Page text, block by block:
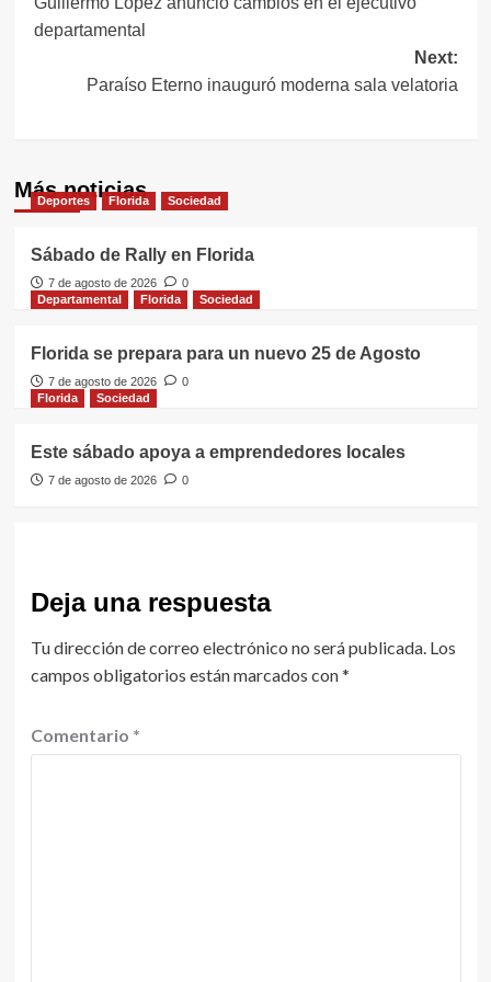
de
entradas
departamental
Next:
Paraíso Eterno inauguró moderna sala velatoria
Más noticias
Deportes Florida Sociedad
Sábado de Rally en Florida
7 de agosto de 2026
0
Departamental
Florida Sociedad
Florida se prepara para un nuevo 25 de Agosto
7 de agosto de 2026
0
Florida
Sociedad
Este sábado apoya a emprendedores locales
7 de agosto de 2026 0
Deja una respuesta
Tu dirección de correo electrónico no será publicada. Los
campos obligatorios están marcados con*
Comentario *